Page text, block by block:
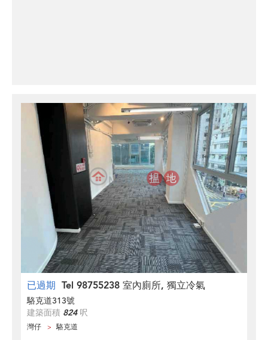
已過期 Tel 98755238 室內廁所, 獨立冷氣
駱克道313號
建築面積 824呎
灣仔 駱克道